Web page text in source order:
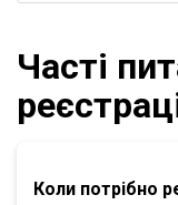
Часті
Коли потрібно